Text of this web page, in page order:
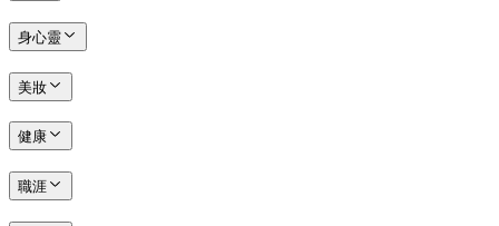
身心靈
美妝
健康
職涯